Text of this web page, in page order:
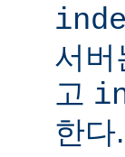
서버
고
한다.